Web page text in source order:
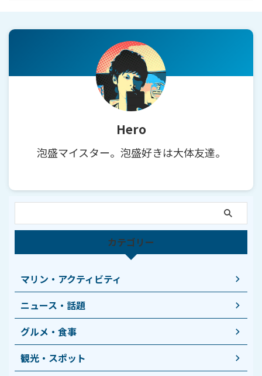
Hero
泡盛マイスター。泡盛好きは大体友達。
カテゴリー
マリン・アクティビティ
ニュース・話題
グルメ・食事
観光・スポット